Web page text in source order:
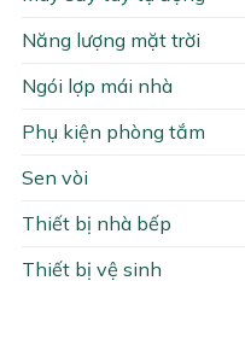
Năng lượng mặt trời
Ngói lợp mái nhà
Phụ kiện phòng tắm
Sen vòi
Thiết bị nhà bếp
Thiết bị vệ sinh